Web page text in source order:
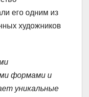
его одним из
художников
формами и
уникальные